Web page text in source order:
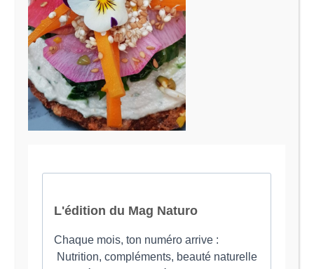
Le Magazine Naturo
Je suis Evy, Naturopathe spécialisée dans
l’accompagnement des femmes en préménopause et
ménopause